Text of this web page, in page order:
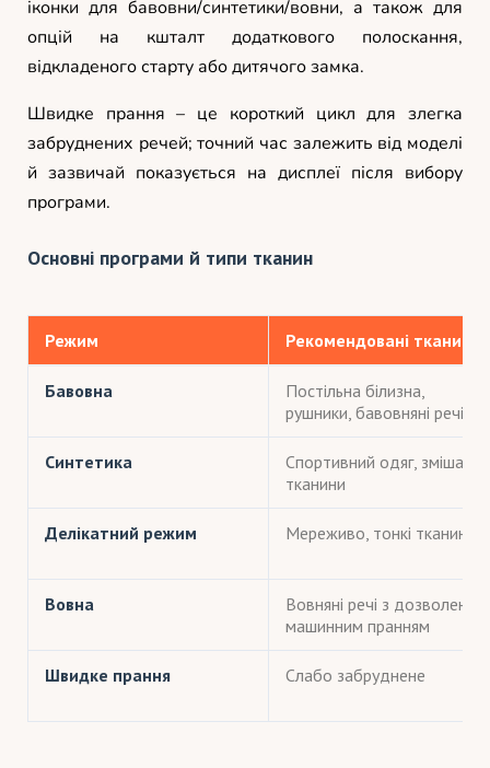
іконки для бавовни/синтетики/вовни, а також для
опцій на кшталт додаткового полоскання,
відкладеного старту або дитячого замка.
Швидке прання – це короткий цикл для злегка
забруднених речей; точний час залежить від моделі
й зазвичай показується на дисплеї після вибору
програми.
Основні програми й типи тканин
Режим Рекомендовані тканини
Бавовна
Постільна білизна,
рушники, бавовняні речі
Синтетика
Спортивний одяг, змішані
тканини
Делікатний режим Мереживо, тонкі тканини
Вовна
Вовняні речі з дозволеним
машинним пранням
Швидке прання Слабо забруднене